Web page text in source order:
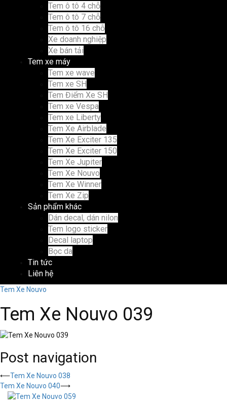
Tem ô tô 4 chỗ
Tem ô tô 7 chỗ
Tem ô tô 16 chỗ
Xe doanh nghiệp
Xe bán tải
Tem xe máy
Tem xe wave
Tem xe SH
Tem Điểm Xe SH
Tem xe Vespa
Tem xe Liberty
Tem Xe Airblade
Tem Xe Exciter 135
Tem Xe Exciter 150
Tem Xe Jupiter
Tem Xe Nouvo
Tem Xe Winner
Tem Xe Zip
Sản phẩm khác
Dán decal, dán nilon
Tem logo sticker
Decal laptop
Bọc da
Tin tức
Liên hệ
Tem Xe Nouvo
Tem Xe Nouvo 039
Post navigation
⟵Tem Xe Nouvo 038
Tem Xe Nouvo 040⟶